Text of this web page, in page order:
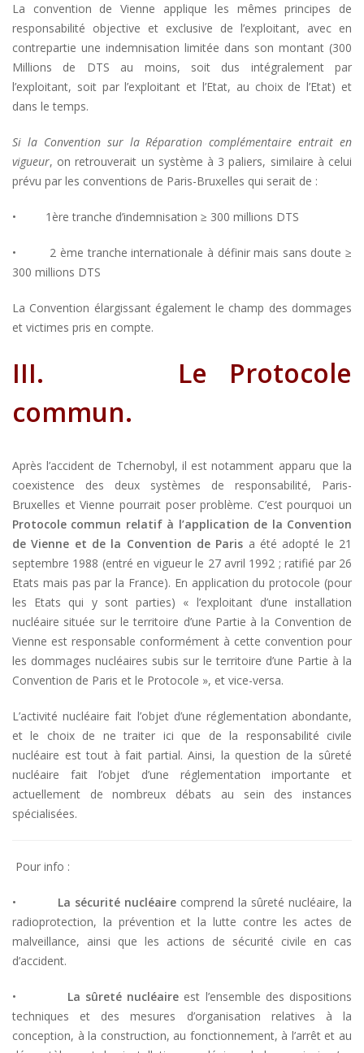
La convention de Vienne applique les mêmes principes de
responsabilité objective et exclusive de l’exploitant, avec en
contrepartie une indemnisation limitée dans son montant (300
Millions de DTS au moins, soit dus intégralement par
l’exploitant, soit par l’exploitant et l’Etat, au choix de l’Etat) et
dans le temps.
Si la Convention sur la Réparation complémentaire entrait en
vigueur, on retrouverait un système à 3 paliers, similaire à celui
prévu par les conventions de Paris-Bruxelles qui serait de :
• 1ère tranche d’indemnisation ≥ 300 millions DTS
• 2 ème tranche internationale à définir mais sans doute ≥
300 millions DTS
La Convention élargissant également le champ des dommages
et victimes pris en compte.
III. Le Protocole
commun.
Après l’accident de Tchernobyl, il est notamment apparu que la
coexistence des deux systèmes de responsabilité, Paris-
Bruxelles et Vienne pourrait poser problème. C’est pourquoi un
Protocole commun relatif à l’application de la Convention
de Vienne et de la Convention de Paris a été adopté le 21
septembre 1988 (entré en vigueur le 27 avril 1992 ; ratifié par 26
Etats mais pas par la France). En application du protocole (pour
les Etats qui y sont parties) « l’exploitant d’une installation
nucléaire située sur le territoire d’une Partie à la Convention de
Vienne est responsable conformément à cette convention pour
les dommages nucléaires subis sur le territoire d’une Partie à la
Convention de Paris et le Protocole », et vice-versa.
L’activité nucléaire fait l’objet d’une réglementation abondante,
et le choix de ne traiter ici que de la responsabilité civile
nucléaire est tout à fait partial. Ainsi, la question de la sûreté
nucléaire fait l’objet d’une réglementation importante et
actuellement de nombreux débats au sein des instances
spécialisées.
Pour info :
• La sécurité nucléaire comprend la sûreté nucléaire, la
radioprotection, la prévention et la lutte contre les actes de
malveillance, ainsi que les actions de sécurité civile en cas
d’accident.
• La sûreté nucléaire est l’ensemble des dispositions
techniques et des mesures d’organisation relatives à la
conception, à la construction, au fonctionnement, à l’arrêt et au